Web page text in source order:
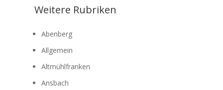
Weitere Rubriken
Abenberg
Allgemein
Altmühlfranken
Ansbach